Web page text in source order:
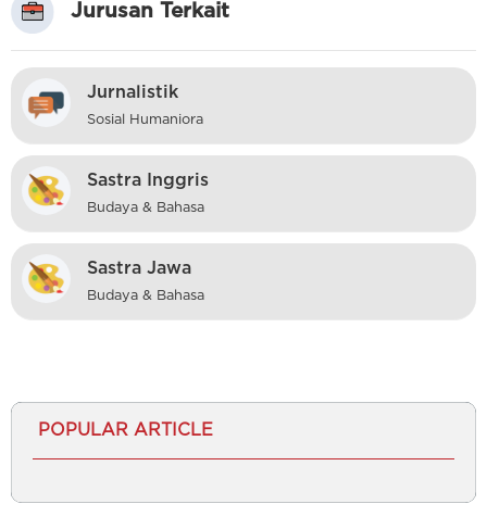
Jurusan Terkait
Jurnalistik
Sosial Humaniora
Sastra Inggris
Budaya & Bahasa
Sastra Jawa
Budaya & Bahasa
POPULAR ARTICLE